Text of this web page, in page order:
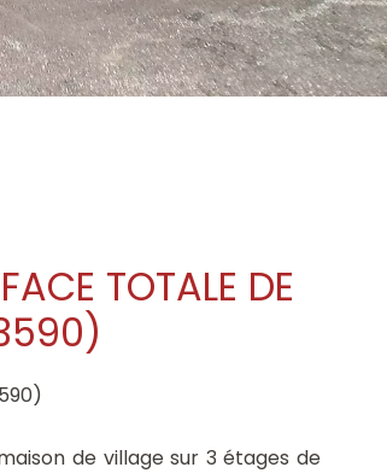
TOTALE DE
de village sur 3 étages de